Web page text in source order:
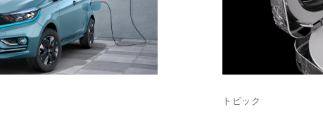
トピック